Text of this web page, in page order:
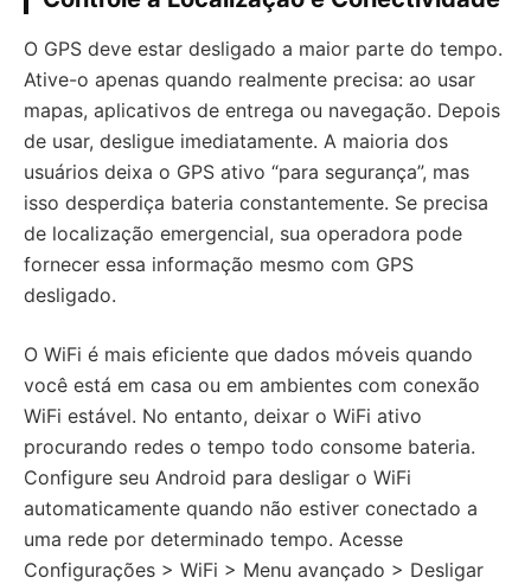
O GPS deve estar desligado a maior parte do tempo.
Ative-o apenas quando realmente precisa: ao usar
mapas, aplicativos de entrega ou navegação. Depois
de usar, desligue imediatamente. A maioria dos
usuários deixa o GPS ativo “para segurança”, mas
isso desperdiça bateria constantemente. Se precisa
de localização emergencial, sua operadora pode
fornecer essa informação mesmo com GPS
desligado.
O WiFi é mais eficiente que dados móveis quando
você está em casa ou em ambientes com conexão
WiFi estável. No entanto, deixar o WiFi ativo
procurando redes o tempo todo consome bateria.
Configure seu Android para desligar o WiFi
automaticamente quando não estiver conectado a
uma rede por determinado tempo. Acesse
Configurações > WiFi > Menu avançado > Desligar